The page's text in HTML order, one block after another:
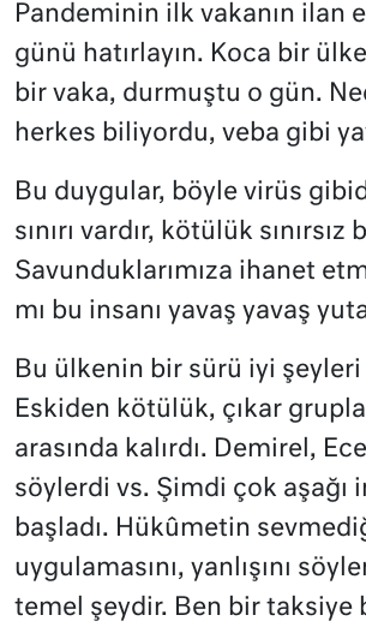
Pandeminin ilk vakanın ilan
günü hatırlayın. Koca bir
bir vaka, durmuştu o gün.
herkes biliyordu, veba gibi
Bu duygular, böyle virüs
sınırı vardır, kötülük sınırsız
Savunduklarımıza ihanet
mı bu insanı yavaş yavaş
Bu ülkenin bir sürü iyi şeyleri
Eskiden kötülük, çıkar
arasında kalırdı. Demirel,
söylerdi vs. Şimdi çok aşağı
başladı. Hükûmetin
uygulamasını, yanlışını
temel şeydir. Ben bir taksiye